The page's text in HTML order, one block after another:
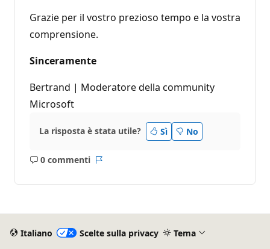
Grazie per il vostro prezioso tempo e la vostra
comprensione.
Sinceramente
Bertrand | Moderatore della community
Microsoft
La risposta è stata utile? Sì No
0 commenti
Nessun
Italiano Scelte sulla privacy Tema